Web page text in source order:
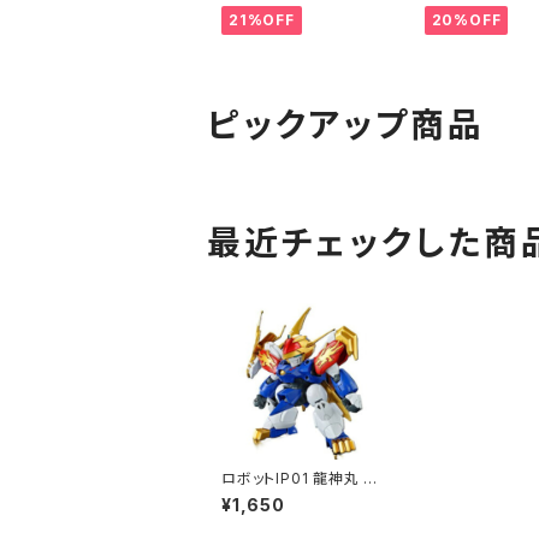
ゲージ 鉄道模型 北海
道（新品 在庫品）
21%OFF 20%OFF
ピックアップ商品
最近チェックした商
ロボットIP01 龍神丸 魔
神創造伝ワタル プラモ
デル （新品 在庫品）
¥1,650